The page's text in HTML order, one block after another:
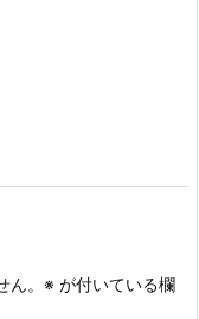
。 ※ が付いている欄